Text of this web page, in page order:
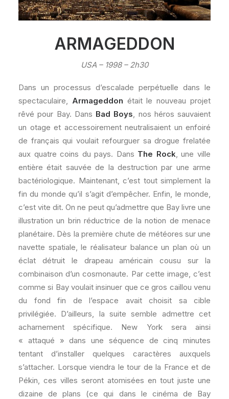
ARMAGEDDON
USA – 1998 – 2h30
Dans un processus d’escalade perpétuelle dans le
spectaculaire, Armageddon était le nouveau projet
rêvé pour Bay. Dans Bad Boys , nos héros sauvaient
un otage et accessoirement neutralisaient un enfoiré
de français qui voulait refourguer sa drogue frelatée
aux quatre coins du pays. Dans The Rock , une ville
entière était sauvée de la destruction par une arme
bactériologique. Maintenant, c’est tout simplement la
fin du monde qu’il s’agit d’empêcher. Enfin, le monde,
c’est vite dit. On ne peut qu’admettre que Bay livre une
illustration un brin réductrice de la notion de menace
planétaire. Dès la première chute de météores sur une
navette spatiale, le réalisateur balance un plan où un
éclat détruit le drapeau américain cousu sur la
combinaison d’un cosmonaute. Par cette image, c’est
comme si Bay voulait insinuer que ce gros caillou venu
du fond fin de l’espace avait choisit sa cible
privilégiée. D’ailleurs, la suite semble admettre cet
acharnement spécifique. New York sera ainsi
« attaqué » dans une séquence de cinq minutes
tentant d’installer quelques caractères auxquels
s’attacher. Lorsque viendra le tour de la France et de
Pékin, ces villes seront atomisées en tout juste une
dizaine de plans (ce qui dans le cinéma de Bay